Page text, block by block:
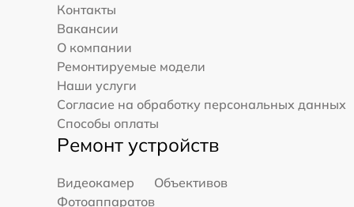
Контакты
Вакансии
О компании
Ремонтируемые модели
Наши услуги
Согласие на обработку персональных данных
Способы оплаты
Ремонт устройств
Видеокамер
Объективов
Фотоаппаратов